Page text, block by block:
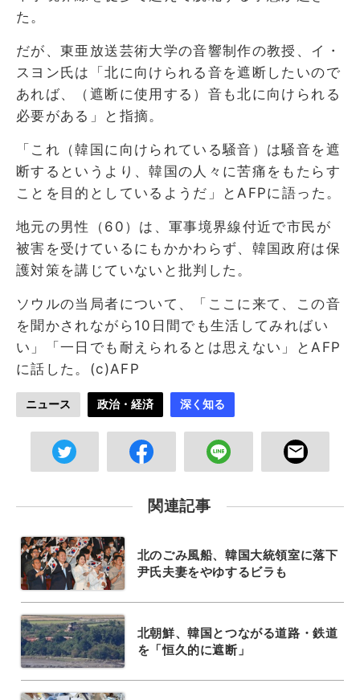
た。
だが、東亜放送芸術大学の音響制作の教授、イ・
スヨン氏は「北に向けられる音を遮断したいので
あれば、（遮断に使用する）音も北に向けられる
必要がある」と指摘。
「これ（韓国に向けられている騒音）は騒音を遮
断するというより、韓国の人々に苦痛をもたらす
ことを目的としているようだ」とAFPに語った。
地元の男性（60）は、軍事境界線付近で市民が
被害を受けているにもかかわらず、韓国政府は保
護対策を講じていないと批判した。
ソウルの当局者について、「ここに来て、この音
を聞かされながら10日間でも生活してみればい
い」「一日でも耐えられるとは思えない」とAFP
に話した。(c)AFP
ニュース 政治・経済 深く知る
関連記事
北のごみ風船、韓国大統領室に落下
尹氏夫妻をやゆするビラも
北朝鮮、韓国とつながる道路・鉄道
を「恒久的に遮断」